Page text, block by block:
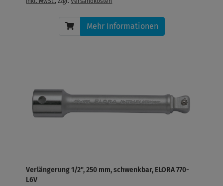
Mehr Informationen
Verlängerung 1/2", 250 mm, schwenkbar, ELORA 770-
L6V